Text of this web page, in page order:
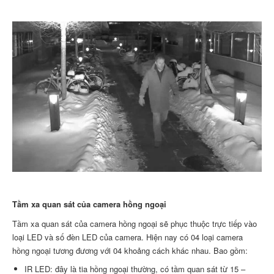
Tầm xa quan sát của camera hồng ngoại
Tầm xa quan sát của camera hồng ngoại sẽ phục thuộc trực tiếp vào
loại LED và số đèn LED của camera. Hiện nay có 04 loại camera
hồng ngoại tương đương với 04 khoảng cách khác nhau. Bao gồm:
IR LED: đây là tia hồng ngoại thường, có tầm quan sát từ 15 –